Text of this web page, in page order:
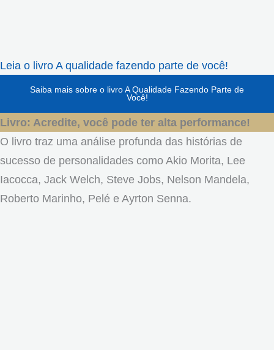
Leia o livro A qualidade fazendo parte de você!
Saiba mais sobre o livro A Qualidade Fazendo Parte de
Você!
Livro: Acredite, você pode ter alta performance!
O livro traz uma análise profunda das histórias de
sucesso de personalidades como Akio Morita, Lee
Iacocca, Jack Welch, Steve Jobs, Nelson Mandela,
Roberto Marinho, Pelé e Ayrton Senna.